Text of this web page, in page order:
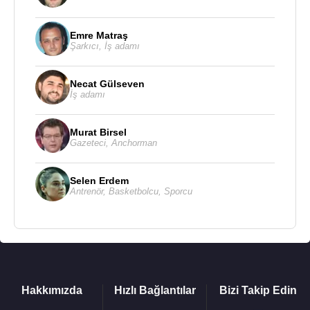
Kaynak:Biyografiler.com
Emre Matraş
Şarkıcı İş adamı
Necat Gülseven
İş adamı
Murat Birsel
Gazeteci Anchorman
Selen Erdem
Antrenör, Basketbolcu Sporcu
Hakkımızda Hızlı Bağlantılar Bizi Takip Edin